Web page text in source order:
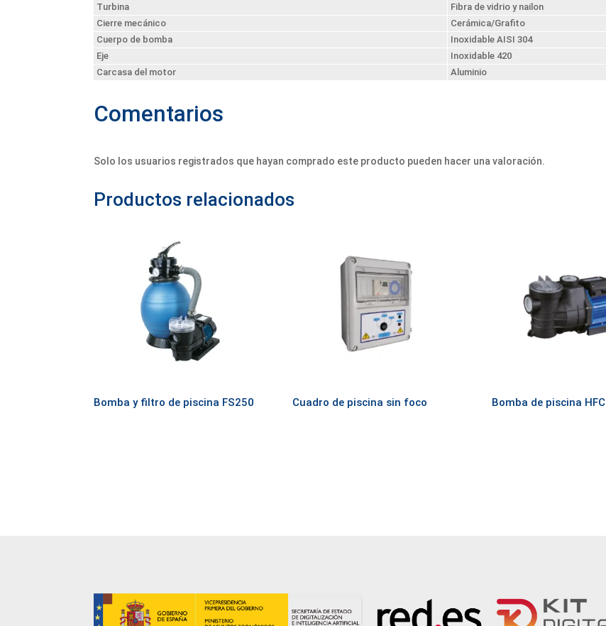
Turbina
Fibra de vidrio y nailon
Cierre mecánico
Cerámica/Grafito
Cuerpo de bomba
Inoxidable AISI 304
Eje
Inoxidable 420
Carcasa del motor
Aluminio
Comentarios
Solo los usuarios registrados que hayan comprado este producto pueden hacer una valoración.
Productos relacionados
Bomba y filtro de piscina FS250 Cuadro de piscina sin foco Bomba de piscina HFC